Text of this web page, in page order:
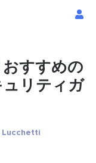
すすめの
リティガ
Lucchetti